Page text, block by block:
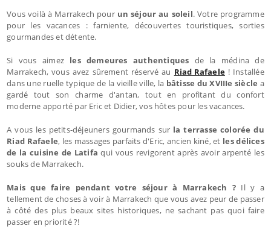
Vous voilà à Marrakech pour un séjour au soleil. Votre programme
pour les vacances : farniente, découvertes touristiques, sorties
gourmandes et détente.
Si vous aimez les demeures authentiques de la médina de
Marrakech, vous avez sûrement réservé au Riad Rafaele! Installée
dans une ruelle typique de la vieille ville, la bâtisse du XVIIIe siècle a
gardé tout son charme d'antan, tout en profitant du confort
moderne apporté par Eric et Didier, vos hôtes pour les vacances.
A vous les petits-déjeuners gourmands sur la terrasse colorée du
Riad Rafaele, les massages parfaits d'Eric, ancien kiné, et les délices
de la cuisine de Latifa qui vous revigorent après avoir arpenté les
souks de Marrakech.
Mais que faire pendant votre séjour à Marrakech ? Il y a
tellement de choses à voir à Marrakech que vous avez peur de passer
à côté des plus beaux sites historiques, ne sachant pas quoi faire
passer en priorité ?!